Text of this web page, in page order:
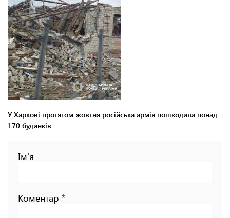
У Харкові протягом жовтня російська армія пошкодила понад
170 будинків
Ім'я
Коментар